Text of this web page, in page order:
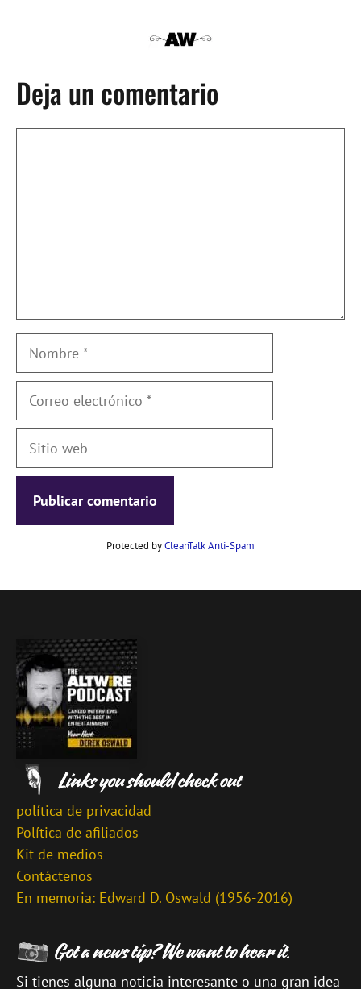
Deja un comentario
Nombre
Correo
Sitio
Protected byCleanTalk Anti-Spam
política de privacidad
Política de afiliados
Kit de medios
Contáctenos
En memoria: Edward D. Oswald (1956-2016)
Si tienes alguna noticia interesante o una gran idea